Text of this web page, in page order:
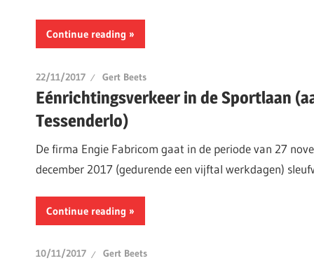
Continue reading
22/11/2017 Gert Beets
Eénrichtingsverkeer in de Sportlaan
Tessenderlo)
De firma Engie Fabricom gaat in de periode van 27
december 2017 (gedurende een vijftal werkdagen)
Continue reading
10/11/2017 Gert Beets